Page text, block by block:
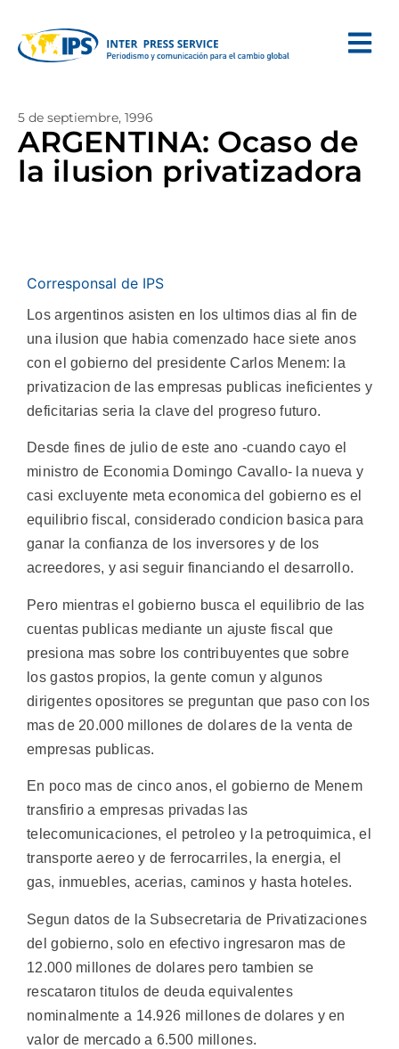
5 de septiembre, 1996
ARGENTINA: Ocaso de
la ilusion privatizadora
Corresponsal de IPS
Los argentinos asisten en los ultimos dias al fin de
una ilusion que habia comenzado hace siete anos
con el gobierno del presidente Carlos Menem: la
privatizacion de las empresas publicas ineficientes y
deficitarias seria la clave del progreso futuro.
Desde fines de julio de este ano -cuando cayo el
ministro de Economia Domingo Cavallo- la nueva y
casi excluyente meta economica del gobierno es el
equilibrio fiscal, considerado condicion basica para
ganar la confianza de los inversores y de los
acreedores, y asi seguir financiando el desarrollo.
Pero mientras el gobierno busca el equilibrio de las
cuentas publicas mediante un ajuste fiscal que
presiona mas sobre los contribuyentes que sobre
los gastos propios, la gente comun y algunos
dirigentes opositores se preguntan que paso con los
mas de 20.000 millones de dolares de la venta de
empresas publicas.
En poco mas de cinco anos, el gobierno de Menem
transfirio a empresas privadas las
telecomunicaciones, el petroleo y la petroquimica, el
transporte aereo y de ferrocarriles, la energia, el
gas, inmuebles, acerias, caminos y hasta hoteles.
Segun datos de la Subsecretaria de Privatizaciones
del gobierno, solo en efectivo ingresaron mas de
12.000 millones de dolares pero tambien se
rescataron titulos de deuda equivalentes
nominalmente a 14.926 millones de dolares y en
valor de mercado a 6.500 millones.